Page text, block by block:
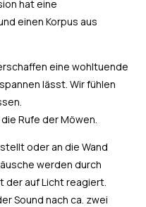
hat eine
einen Korpus aus
eine wohltuende
lässt. Wir fühlen
Rufe der Möwen.
oder an die Wand
werden durch
der auf Licht reagiert.
Sound nach ca. zwei